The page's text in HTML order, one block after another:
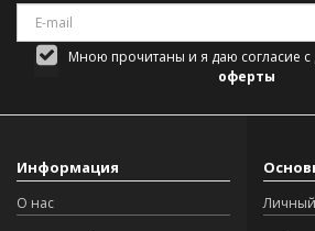
Мною прочитаны и я даю согласие с
оферты
Информация
О нас